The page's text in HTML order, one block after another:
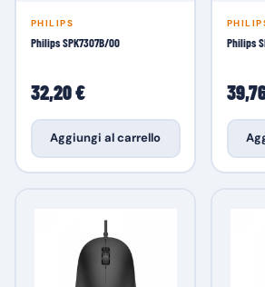
PHILIPS
Philips SPK7307B/00
32,20 €
Aggiungi al carrello
Philips